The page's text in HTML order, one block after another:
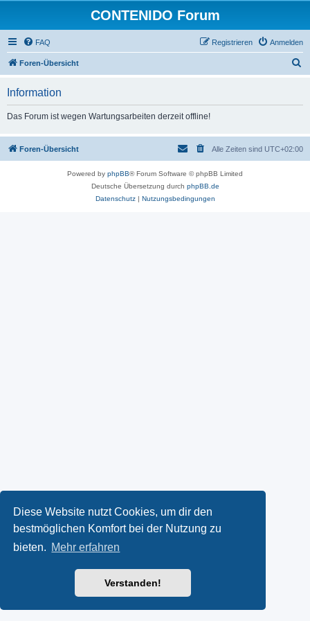
Diese Website nutzt Cookies, um dir den
bestmöglichen Komfort bei der Nutzung zu
bieten. Mehr erfahren
Verstanden!
CONTENIDO Forum
FAQ Anmelden
Registrieren
Foren-Übersicht
Information
Das Forum ist wegen Wartungsarbeiten derzeit offline!
Foren-Übersicht Alle Zeiten sind UTC+02:00
Powered by phpBB® Forum Software © phpBB Limited
Deutsche Übersetzung durch phpBB.de
Datenschutz| Nutzungsbedingungen